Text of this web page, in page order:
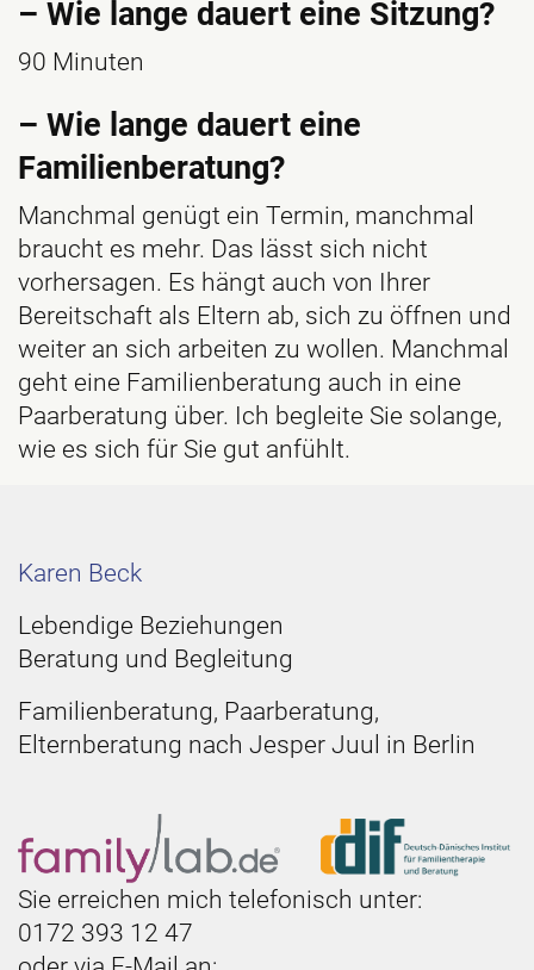
– Wie lange dauert eine Sitzung?
90 Minuten
– Wie lange dauert eine
Familienberatung?
Manchmal genügt ein Termin, manchmal
braucht es mehr. Das lässt sich nicht
vorhersagen. Es hängt auch von Ihrer
Bereitschaft als Eltern ab, sich zu öffnen und
weiter an sich arbeiten zu wollen. Manchmal
geht eine Familienberatung auch in eine
Paarberatung über. Ich begleite Sie solange,
wie es sich für Sie gut anfühlt.
Karen Beck
Lebendige Beziehungen
Beratung und Begleitung
Familienberatung, Paarberatung,
Elternberatung nach Jesper Juul in Berlin
Sie erreichen mich telefonisch unter:
0172 393 12 47